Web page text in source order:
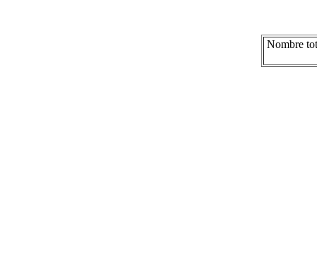
Nombre